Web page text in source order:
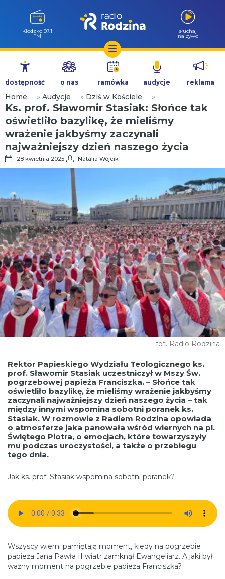
Przejdź
treści
Wołów 99.6
FM
słuchaj
na żywo
dostępność o nas ramówka audycje reklama
Home » Audycje » Dziś w Kościele »
Ks. prof. Sławomir Stasiak: Słońce tak
oświetliło bazylikę, że mieliśmy
wrażenie jakbyśmy zaczynali
najważniejszy dzień naszego życia
28 kwietnia 2025 Natalia Wójcik
fot. Radio Rodzina
Rektor Papieskiego Wydziału Teologicznego ks.
prof. Sławomir Stasiak uczestniczył w Mszy Św.
pogrzebowej papieża Franciszka. – Słońce tak
oświetliło bazylikę, że mieliśmy wrażenie jakbyśmy
zaczynali najważniejszy dzień naszego życia – tak
między innymi wspomina sobotni poranek ks.
Stasiak. W rozmowie z Radiem Rodzina opowiada
o atmosferze jaka panowała wśród wiernych na pl.
Świętego Piotra, o emocjach, które towarzyszyły
mu podczas uroczystości, a także o przebiegu
tego dnia.
Jak ks. prof. Stasiak wspomina sobotni poranek?
Wszyscy wierni pamiętają moment, kiedy na pogrzebie
papieża Jana Pawła II wiatr zamknął Ewangeliarz. A jaki był
ważny moment na pogrzebie papieża Franciszka?